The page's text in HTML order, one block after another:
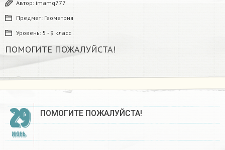
Автор: imamq777
Предмет: Геометрия
Уровень: 5 - 9 класс
ПОМОГИТЕ ПОЖАЛУЙСТА!
29
ИЮНЬ
ПОМОГИТЕ ПОЖАЛУЙСТА!